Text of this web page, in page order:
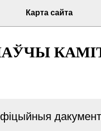
Карта сайта